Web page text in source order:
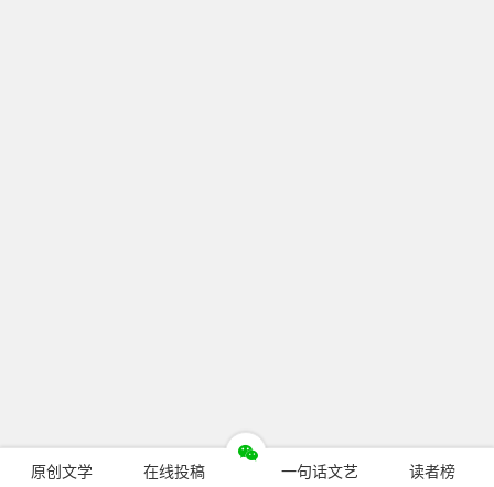
原创文学 在线投稿 一句话文艺 读者榜